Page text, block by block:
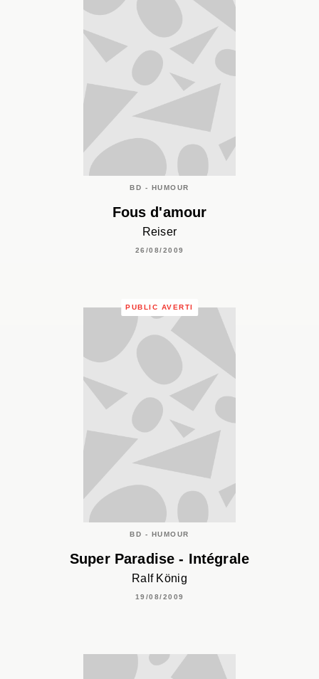
BD - HUMOUR
Fous d'amour
Reiser
26/08/2009
PUBLIC AVERTI
BD - HUMOUR
Super Paradise - Intégrale
Ralf König
19/08/2009